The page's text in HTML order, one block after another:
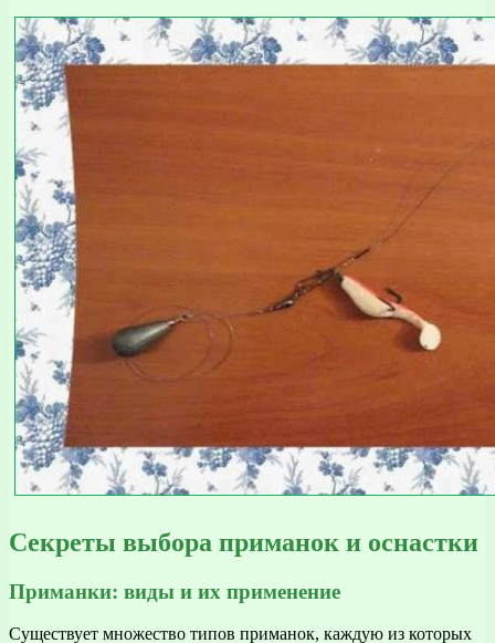
Секреты выбора приманок и оснастки
Приманки: виды и их применение
Существует множество типов приманок, каждую из которых